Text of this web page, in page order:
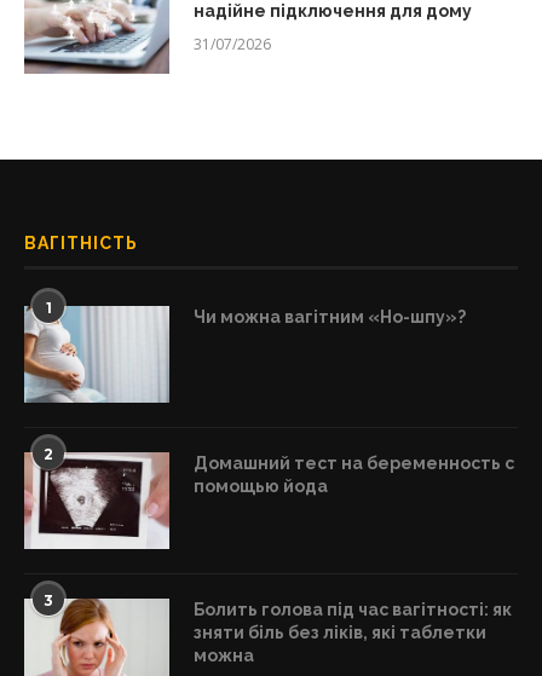
надійне підключення для дому
31/07/2026
ВАГІТНІСТЬ
1 Чи можна вагітним «Но-шпу»?
2
Домашний тест на беременность с
помощью йода
3
Болить голова під час вагітності: як
зняти біль без ліків, які таблетки
можна